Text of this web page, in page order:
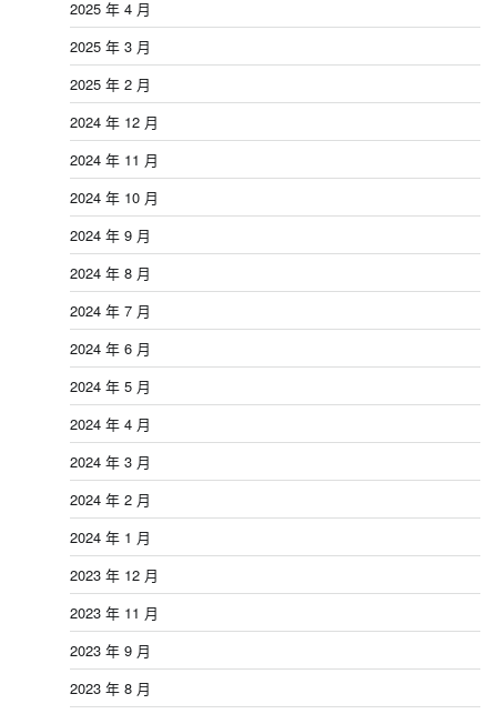
2025 年 4 月
2025 年 3 月
2025 年 2 月
2024 年 12 月
2024 年 11 月
2024 年 10 月
2024 年 9 月
2024 年 8 月
2024 年 7 月
2024 年 6 月
2024 年 5 月
2024 年 4 月
2024 年 3 月
2024 年 2 月
2024 年 1 月
2023 年 12 月
2023 年 11 月
2023 年 9 月
2023 年 8 月